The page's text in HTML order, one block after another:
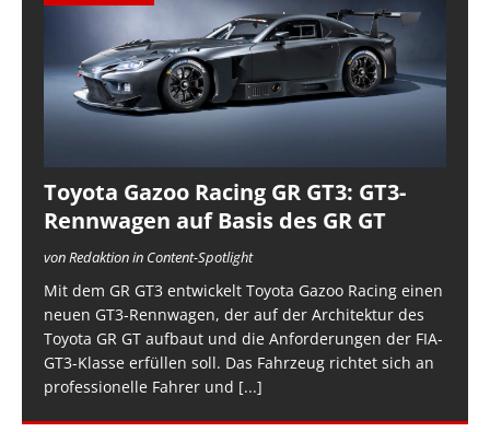
Toyota Gazoo Racing GR GT3: GT3-
Rennwagen auf Basis des GR GT
von Redaktion in Content-Spotlight
Mit dem GR GT3 entwickelt Toyota Gazoo Racing einen
neuen GT3-Rennwagen, der auf der Architektur des
Toyota GR GT aufbaut und die Anforderungen der FIA-
GT3-Klasse erfüllen soll. Das Fahrzeug richtet sich an
professionelle Fahrer und [...]